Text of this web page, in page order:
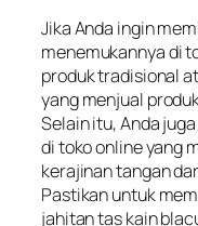
Jika Anda ingin
menemukannya di
produk tradisional
yang menjual
Selain itu, Anda
di toko online yang
kerajinan tangan
Pastikan untuk
jahitan tas kain